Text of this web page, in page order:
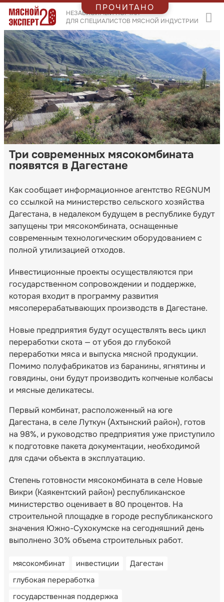
НЕЗАВИСИМЫЙ ПОРТАЛ
ДЛЯ СПЕЦИАЛИСТОВ МЯСНОЙ ИНДУСТРИИ
Три современных мясокомбината
появятся в Дагестане
Как сообщает информационное агентство REGNUM
со ссылкой на министерство сельского хозяйства
Дагестана, в недалеком будущем в республике будут
запущены три мясокомбината, оснащенные
современным технологическим оборудованием с
полной утилизацией отходов.
Инвестиционные проекты осуществляются при
государственном сопровождении и поддержке,
которая входит в программу развития
мясоперерабатывающих производств в Дагестане.
Новые предприятия будут осуществлять весь цикл
переработки скота — от убоя до глубокой
переработки мяса и выпуска мясной продукции.
Помимо полуфабрикатов из баранины, ягнятины и
говядины, они будут производить копченые колбасы
и мясные деликатесы.
Первый комбинат, расположенный на юге
Дагестана, в селе Луткун (Ахтынский район), готов
на 98%, и руководство предприятия уже приступило
к подготовке пакета документации, необходимой
для сдачи объекта в эксплуатацию.
Степень готовности мясокомбината в селе Новые
Викри (Каякентский район) республиканское
министерство оценивает в 80 процентов. На
строительной площадке в городе республиканского
значения Южно-Сухокумске на сегодняшний день
выполнено 30% объема строительных работ.
мясокомбинат инвестиции
Дагестан
глубокая переработка
государственная поддержка
ПРОЧИТАНО